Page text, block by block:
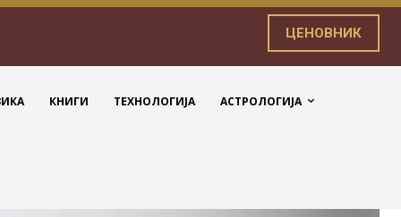
ЦЕНОВНИК
КНИГИ ТЕХНОЛОГИЈА АСТРОЛОГИЈА